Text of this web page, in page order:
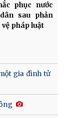
phục nước
sau phản
vệ pháp luật
gia đình tử